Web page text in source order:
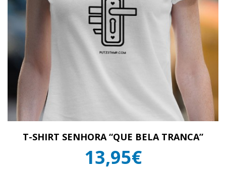
T-SHIRT SENHORA “QUE BELA TRANCA”
13,95€